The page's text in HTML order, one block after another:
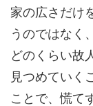
家の広さだけ
うのではなく
どのくらい故
見つめていく
ことで、慌て